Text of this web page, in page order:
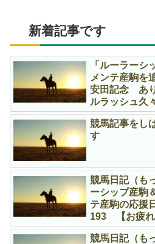
新着記事です
「ルーラーシ
メンテ産駒
安田記念 あ
ルラッシュ久
競馬記事をし
す
競馬日記（も
ーシップ産駒
テ産駒の応援
193 【お疲れ
よかったよ】
競馬日記（も